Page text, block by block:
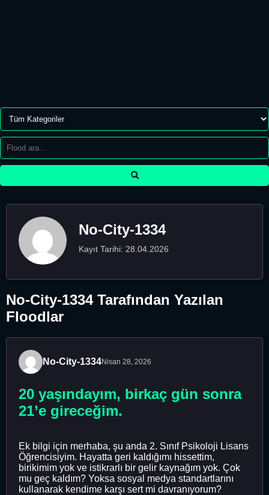
No-City-1334
Kayıt Tarihi: 28.04.2026
No-City-1334 Tarafından Yazılan
Floodlar
No-City-1334Nisan 28, 2026
20 yaşındayım, birkaç gün sonra
21’e gireceğim.
Ek bilgi için merhaba, şu anda 2. Sınıf Psikoloji Lisans
Öğrencisiyim. Hayatta geri kaldığımı hissettim,
birikimim yok ve istikrarlı bir gelir kaynağım yok. Çok
mu geç kaldım? Yoksa sosyal medya standartlarını
kullanarak kendime karşı sert mi davranıyorum?